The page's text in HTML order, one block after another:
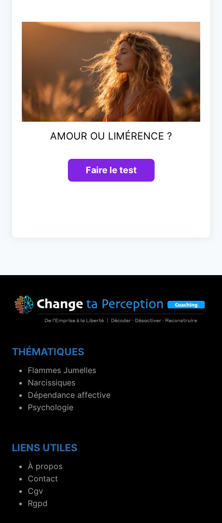
AMOUR OU LIMÉRENCE ?
THÉMATIQUES
Flammes Jumelles
Narcissiques
Dépendance affective
Psychologie
LIENS UTILES
À propos
Contact
Cgv
Rgpd